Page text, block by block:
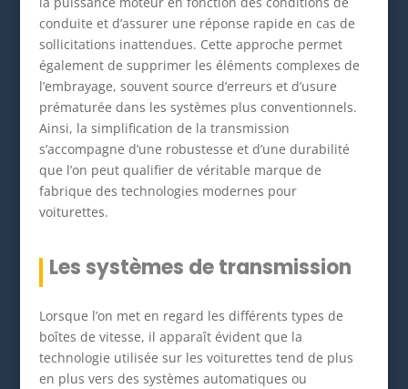
conduite et d’assurer une réponse rapide en cas de
sollicitations inattendues. Cette approche permet
également de supprimer les éléments complexes de
l’embrayage, souvent source d’erreurs et d’usure
prématurée dans les systèmes plus conventionnels.
Ainsi, la simplification de la transmission
s’accompagne d’une robustesse et d’une durabilité
que l’on peut qualifier de véritable marque de
fabrique des technologies modernes pour
voiturettes.
Les systèmes de transmission
Lorsque l’on met en regard les différents types de
boîtes de vitesse, il apparaît évident que la
technologie utilisée sur les voiturettes tend de plus
en plus vers des systèmes automatiques ou